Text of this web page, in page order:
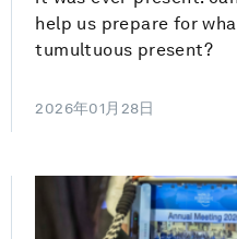
help us prepare for
tumultuous present?
2026年01月28日